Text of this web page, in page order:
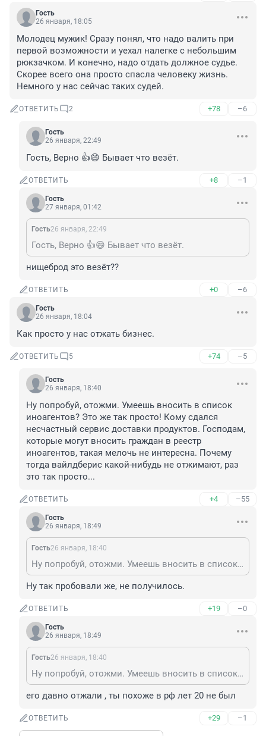
Гость
26 января, 18:05
Молодец мужик! Сразу понял, что надо валить при
первой возможности и уехал налегке с небольшим
рюкзачком. И конечно, надо отдать должное судье.
Скорее всего она просто спасла человеку жизнь.
Немного у нас сейчас таких судей.
ОТВЕТИТЬ 2 +78 –6
Гость
26 января, 22:49
Гость, Верно 👍😄 Бывает что везёт.
ОТВЕТИТЬ +8 –1
Гость
27 января, 01:42
Гость26 января, 22:49
Гость, Верно 👍😄 Бывает что везёт.
нищеброд это везёт??
ОТВЕТИТЬ +0 –6
Гость
26 января, 18:04
Как просто у нас отжать бизнес.
ОТВЕТИТЬ 5 +74 –5
Гость
26 января, 18:40
Ну попробуй, отожми. Умеешь вносить в список
иноагентов? Это же так просто! Кому сдался
несчастный сервис доставки продуктов. Господам,
которые могут вносить граждан в реестр
иноагентов, такая мелочь не интересна. Почему
тогда вайлдберис какой-нибудь не отжимают, раз
это так просто...
ОТВЕТИТЬ +4 –55
Гость
26 января, 18:49
Гость26 января, 18:40
Ну попробуй, отожми. Умеешь вносить в список иноагентов? Это же так просто! Кому сдался несчастный сервис доставки продуктов. Господам, которые могут вносить граждан в реестр иноагентов, такая мелочь не интересна. Почему тогда вайлдберис какой-нибудь не отжимают, раз это так просто...
Ну так пробовали же, не получилось.
ОТВЕТИТЬ +19 –0
Гость
26 января, 18:49
Гость26 января, 18:40
Ну попробуй, отожми. Умеешь вносить в список иноагентов? Это же так просто! Кому сдался несчастный сервис доставки продуктов. Господам, которые могут вносить граждан в реестр иноагентов, такая мелочь не интересна. Почему тогда вайлдберис какой-нибудь не отжимают, раз это так просто...
его давно отжали , ты похоже в рф лет 20 не был
ОТВЕТИТЬ +29 –1